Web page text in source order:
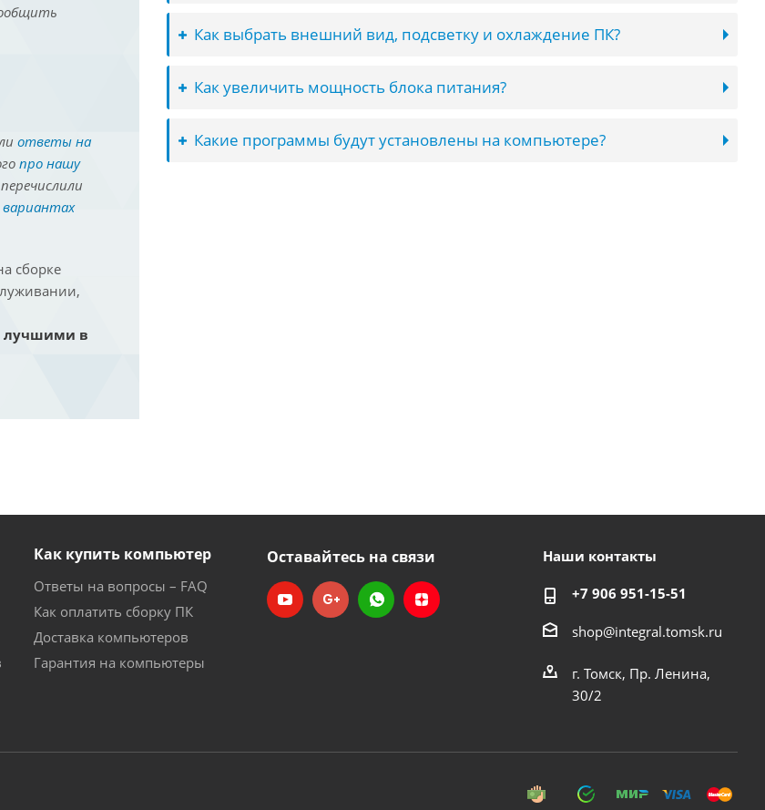
ответы на
про нашу
вариантах
сборке
лучшими в
Как выбрать внешний вид, подсветку и охлаждение ПК?
Как увеличить мощность блока питания?
Какие программы будут установлены на компьютере?
Как купить компьютер
Ответы на вопросы – FAQ
Как оплатить сборку ПК
Доставка компьютеров
Гарантия на компьютеры
Оставайтесь на связи Наши контакты
+7 906 951-15-51
shop@integral.tomsk.ru
г. Томск, Пр. Ленина,
30/2